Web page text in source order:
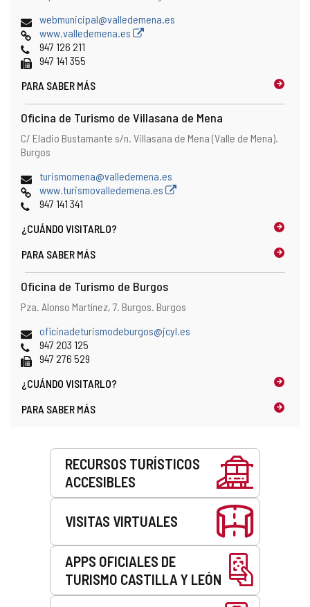
Dirección
de
correo
electrónico
webmunicipal@valledemena.es
Página
Web
www.valledemena.es
Teléfonos
947 126 211
Fax 947 141 355
PARA SABER MÁS
Oficina de Turismo de Villasana de Mena
Dirección
Dirección
postal
C/ Eladio Bustamante s/n. Villasana de Mena (Valle de Mena).
Burgos
Dirección
de
correo
turismomena@valledemena.es
Página
Web
www.turismovalledemena.es
Teléfonos
947 141 341
¿CUÁNDO VISITARLO?
PARA SABER MÁS
Oficina de Turismo de Burgos
Dirección
Dirección
Pza. Alonso Martínez, 7. Burgos. Burgos
Dirección
de
correo
electrónico
oficinadeturismodeburgos@jcyl.es
Teléfonos
947 203 125
Fax 947 276 529
¿CUÁNDO VISITARLO?
PARA SABER MÁS
RECURSOS TURÍSTICOS
ACCESIBLES
VISITAS VIRTUALES
APPS OFICIALES DE
TURISMO CASTILLA Y LEÓN